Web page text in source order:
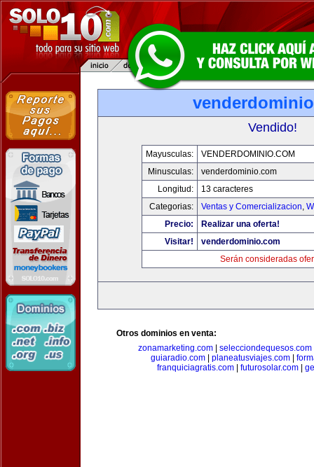
Vendido!
Mayusculas:
VENDERDOMINIO.COM
Minusculas:
venderdominio.com
Longitud:
13 caracteres
Categorias:
Ventas y Comercializacion,
Precio:
Realizar una oferta!
Visitar!
venderdominio.com
Serán consideradas
Otros dominios en venta:
zonamarketing.com| selecciondequesos.com
guiaradio.com
planeatusviajes.com
franquiciagratis.com
futurosolar.com